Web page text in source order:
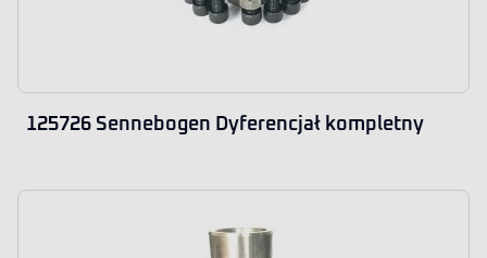
125726 Sennebogen Dyferencjał kompletny